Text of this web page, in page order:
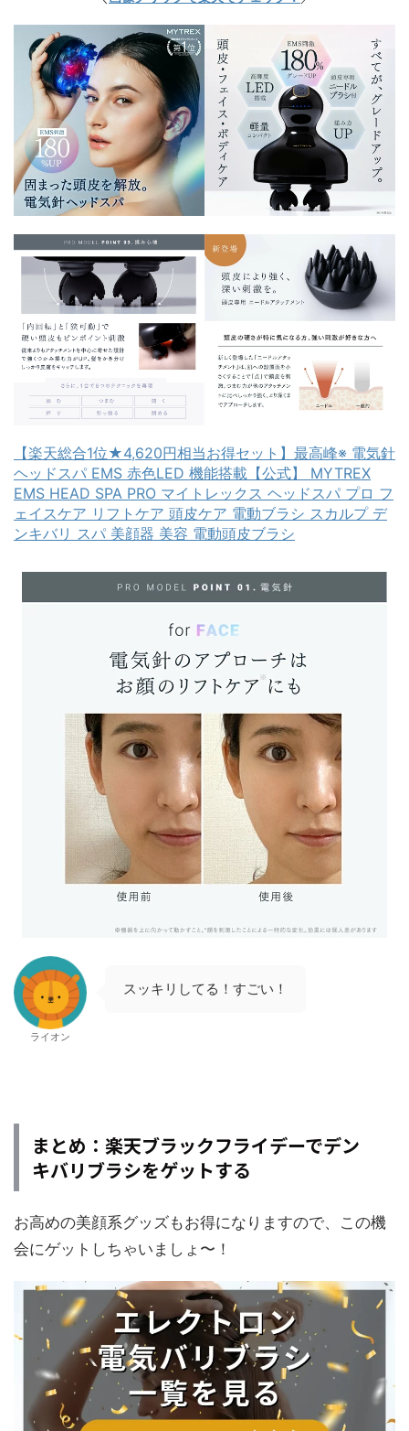
【楽天総合1位★4,620円相当お得セット】最高峰※ 電気針
ヘッドスパ EMS 赤色LED 機能搭載【公式】 MYTREX
EMS HEAD SPA PRO マイトレックス ヘッドスパ プロ フ
ェイスケア リフトケア 頭皮ケア 電動ブラシ スカルプ デ
ンキバリ スパ 美顔器 美容 電動頭皮ブラシ
ライオン
スッキリしてる！すごい！
まとめ：楽天ブラックフライデーでデン
キバリブラシをゲットする
お高めの美顔系グッズもお得になりますので、この機
会にゲットしちゃいましょ〜！